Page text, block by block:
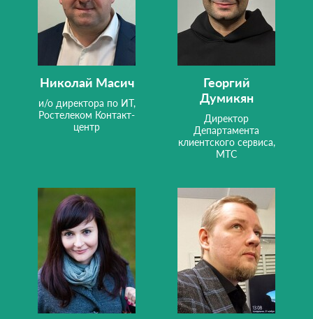
Николай Масич
и/о директора по ИТ,
Ростелеком Контакт-
центр
Георгий
Думикян
Директор
Департамента
клиентского сервиса,
МТС